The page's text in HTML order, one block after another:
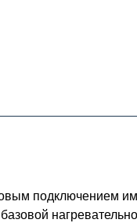
подключением